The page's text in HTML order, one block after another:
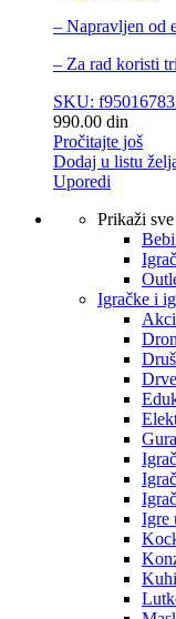
– Napravljen od
– Za rad koristi
SKU:
990.00 din
Pročitajte još
Dodaj u listu
Uporedi
Prikaži
Igračke i
Igre